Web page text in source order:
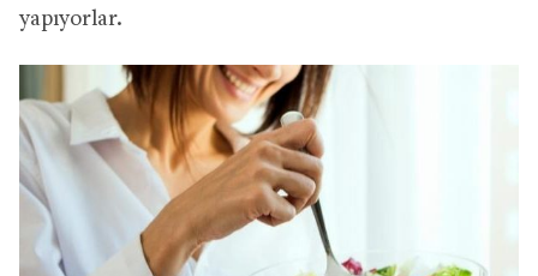
yapıyorlar.